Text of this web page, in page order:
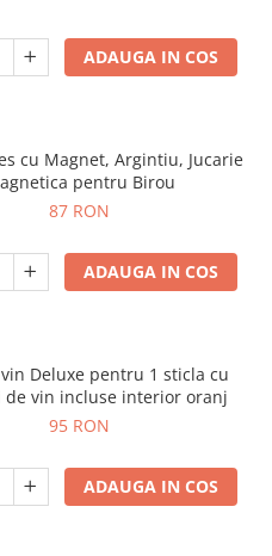
ADAUGA IN COS
cu Magnet, Argintiu, Jucarie
pentru Birou
87 RON
ADAUGA IN COS
Deluxe pentru 1 sticla cu
de vin incluse interior oranj
95 RON
ADAUGA IN COS